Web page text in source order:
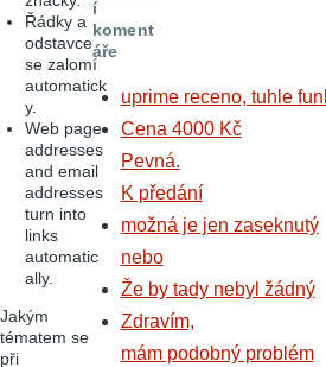
Řádky a
odstavce
se zalomí
automatick
y.
Web page
addresses
and email
addresses
turn into
links
automatic
ally.
Jakým
tématem se
při
í
koment
áře
uprime receno, tuhle
Cena 4000 Kč
Pevná.
K předání
možná je jen zaseknutý
nebo
Že by tady nebyl žádný
Zdravím,
mám podobný problém